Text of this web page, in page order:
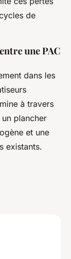
de
une PAC
dans les
à travers
plancher
et une
existants.